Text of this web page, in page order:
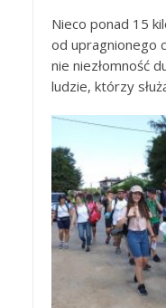
Nieco ponad 15
od upragnionego
nie niezłomność
ludzie, którzy